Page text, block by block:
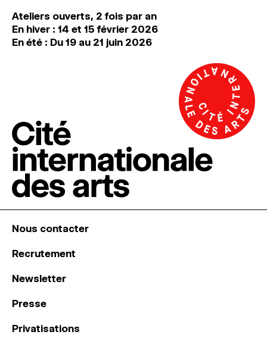
Ateliers ouverts, 2 fois par an
En hiver : 14 et 15 février 2026
En été : Du 19 au 21 juin 2026
Nous contacter
Recrutement
Newsletter
Presse
Privatisations